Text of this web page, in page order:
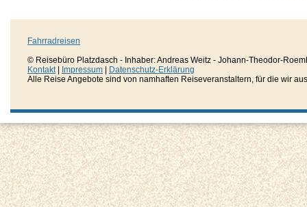
Fahrradreisen
© Reisebüro Platzdasch - Inhaber: Andreas Weitz - Johann-Theodor-
Kontakt| Impressum
Datenschutz-Erklärung
Alle Reise Angebote sind von namhaften Reiseveranstaltern, für die wir